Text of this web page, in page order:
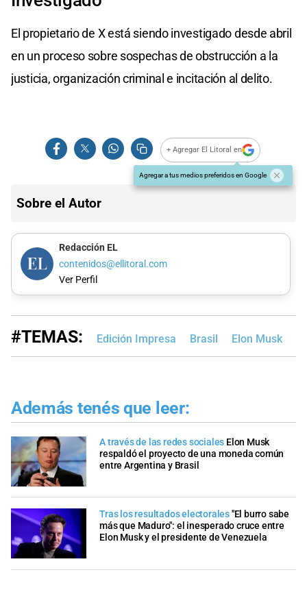
El propietario de X está siendo investigado desde abril
en un proceso sobre sospechas de obstrucción a la
justicia, organización criminal e incitación al delito.
+ Agregar El Litoral en
Agregar a tus medios preferidos en Google
Sobre el Autor
Redacción EL
contenidos@ellitoral.com
Ver Perfil
#TEMAS: Edición Impresa Brasil Elon Musk
Además tenés que leer:
A través de las redes sociales Elon Musk
respaldó el proyecto de una moneda común
entre Argentina y Brasil
Tras los resultados electorales"El burro sabe
más que Maduro": el inesperado cruce entre
Elon Musk y el presidente de Venezuela